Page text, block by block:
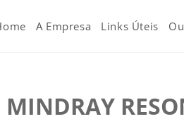
A Empresa Links Úteis
MINDRAY